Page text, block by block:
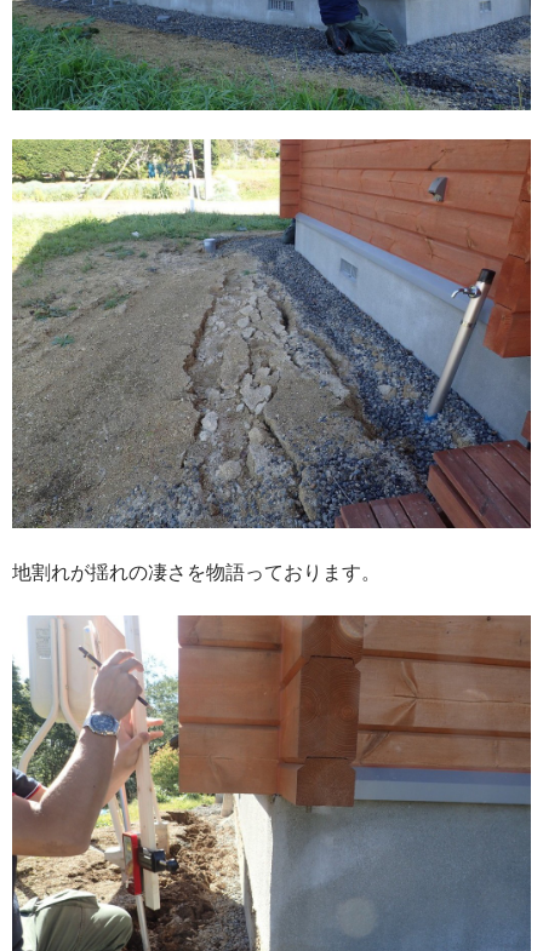
地割れが揺れの凄さを物語っております。